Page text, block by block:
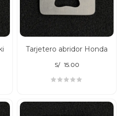
Tarjetero abridor Honda
S/ 15.00